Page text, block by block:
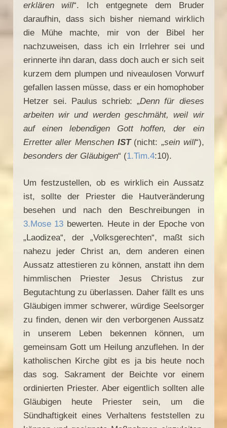
erklären will“. Ich entgegnete dem Bruder
daraufhin, dass sich bisher niemand wirklich
die Mühe machte, mir von der Bibel her
nachzuweisen, dass ich ein Irrlehrer sei und
erinnerte ihn daran, dass doch auch er sich seit
kurzem dem plumpen und niveaulosen Vorwurf
gefallen lassen müsse, dass er ein homophober
Hetzer sei. Paulus schrieb: „Denn für dieses
arbeiten wir und werden geschmäht, weil wir
auf einen lebendigen Gott hoffen, der ein
Erretter aller Menschen IST(nicht: „sein will“),
besonders der Gläubigen“ (1.Tim.4:10).
Um festzustellen, ob es wirklich ein Aussatz
ist, sollte der Priester die Hautveränderung
besehen und nach den Beschreibungen in
3.Mose 13 bewerten. Heute in der Epoche von
„Laodizea“, der „Volksgerechten“, maßt sich
nahezu jeder Christ an, dem anderen einen
Aussatz attestieren zu können, anstatt ihn dem
himmlischen Priester Jesus Christus zur
Begutachtung zu überlassen. Daher fällt es uns
Gläubigen immer schwerer, würdige Seelsorger
zu finden, denen wir den verborgenen Aussatz
in unserem Leben bekennen können, um
gemeinsam Gott um Heilung anzuflehen. In der
katholischen Kirche gibt es ja bis heute noch
das sog. Sakrament der Beichte vor einem
ordinierten Priester. Aber eigentlich sollten alle
Gläubigen heute Priester sein, um die
Sündhaftigkeit eines Verhaltens feststellen zu